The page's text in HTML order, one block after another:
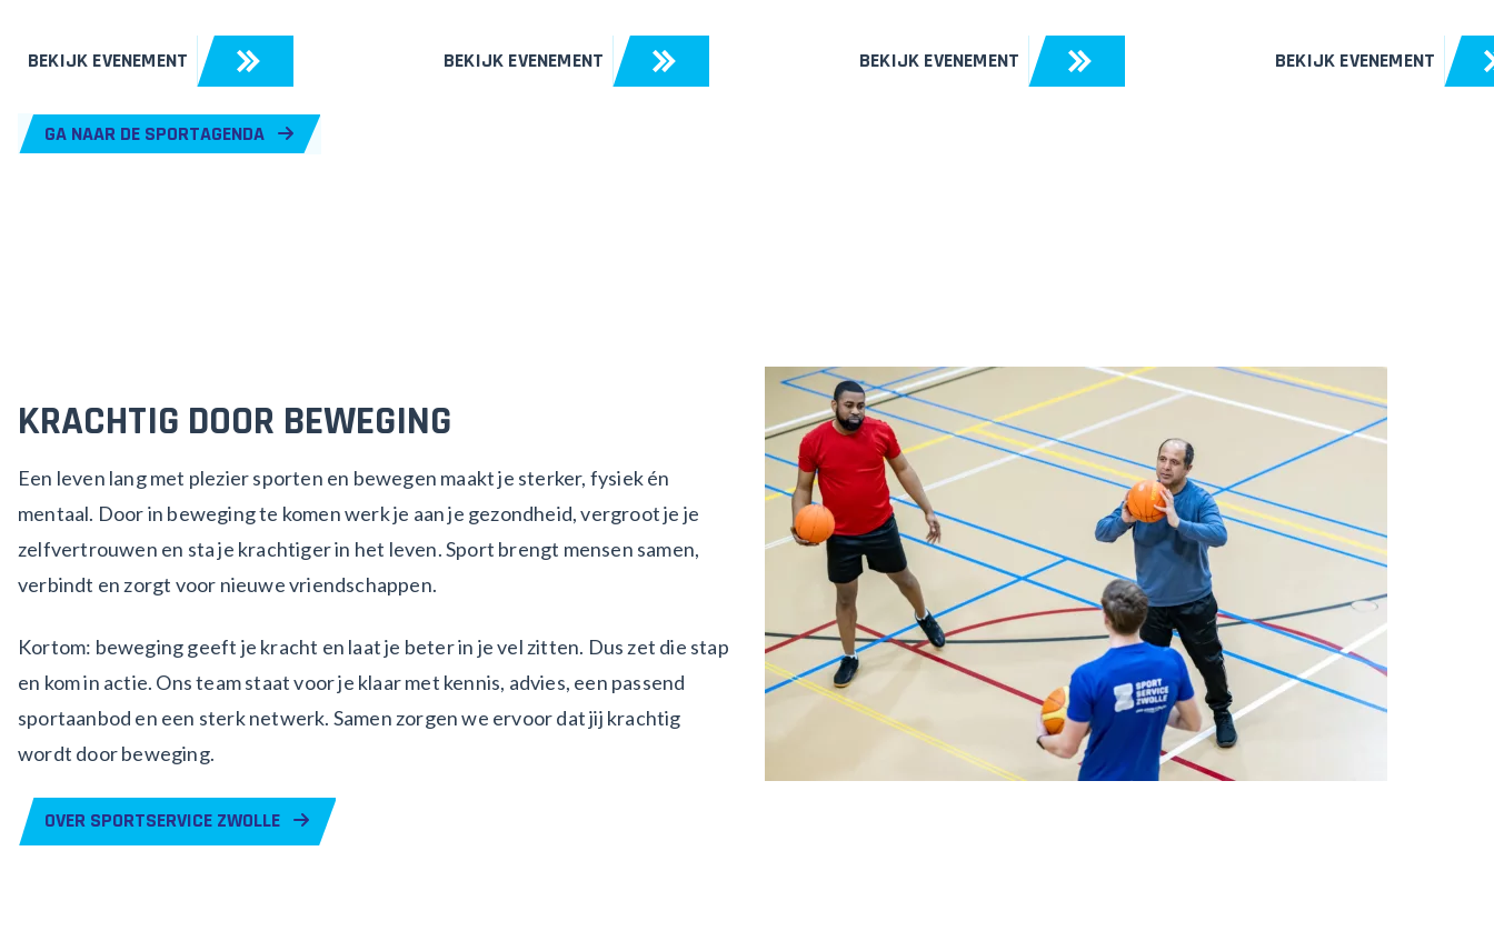
BEKIJK EVENEMENT BEKIJK EVENEMENT BEKIJK EVENEMENT BEKIJK EVENEMENT
GA NAAR DE SPORTAGENDA
KRACHTIG DOOR BEWEGING
Een leven lang met plezier sporten en bewegen maakt je sterker, fysiek én
mentaal. Door in beweging te komen werk je aan je gezondheid, vergroot je je
zelfvertrouwen en sta je krachtiger in het leven. Sport brengt mensen samen,
verbindt en zorgt voor nieuwe vriendschappen.
Kortom: beweging geeft je kracht en laat je beter in je vel zitten. Dus zet die stap
en kom in actie. Ons team staat voor je klaar met kennis, advies, een passend
sportaanbod en een sterk netwerk. Samen zorgen we ervoor dat jij krachtig
wordt door beweging.
OVER SPORTSERVICE ZWOLLE